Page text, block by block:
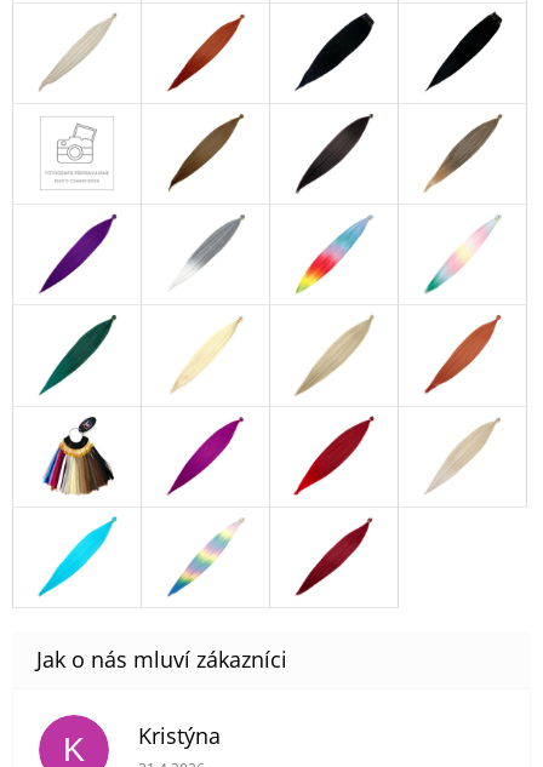
K Kristýna
Hodnocení obchodu je 5 z 5 hvězdiček.